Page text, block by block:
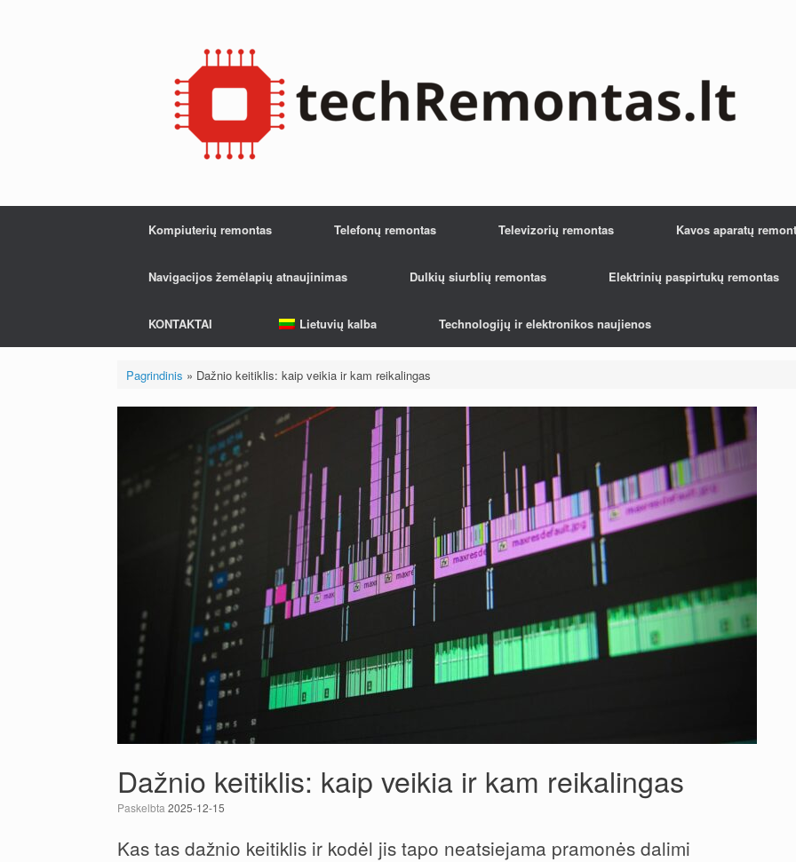
Kompiuterių remontas Telefonų remontas Televizorių remontas Kavos aparatų
Navigacijos žemėlapių atnaujinimas Dulkių siurblių remontas Elektrinių paspirtukų remontas
KONTAKTAI Lietuvių kalba Technologijų ir elektronikos naujienos
Pagrindinis » Dažnio keitiklis: kaip veikia ir kam reikalingas
Dažnio keitiklis: kaip veikia ir kam reikalingas
Paskelbta 2025-12-15
Kas tas dažnio keitiklis ir kodėl jis tapo neatsiejama pramonės dalimi